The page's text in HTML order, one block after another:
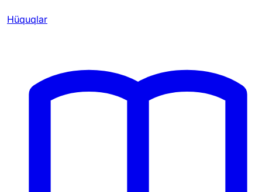
Hüquqlar